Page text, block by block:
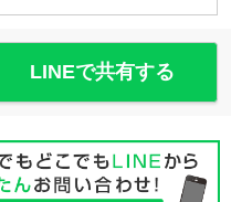
LINEで共有する